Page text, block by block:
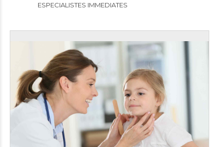
ESPECIALISTES IMMEDIATES